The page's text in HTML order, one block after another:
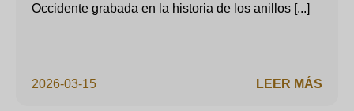
2026-03-15
Occidente grabada en la historia de los anillos [...]
LEER MÁS